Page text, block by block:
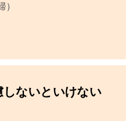
しないといけない